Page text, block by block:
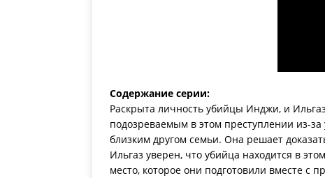
Содержание серии:
Раскрыта личность убийцы Инджи, и
подозреваемым в этом преступлении из-
близким другом семьи. Она решает
Ильгаз уверен, что убийца находится в
место, которое они подготовили вместе с